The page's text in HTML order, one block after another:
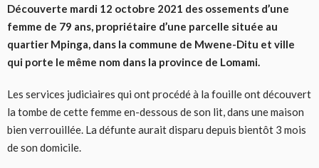
Découverte mardi 12 octobre 2021 des ossements d’une
femme de 79 ans, propriétaire d’une parcelle située au
quartier Mpinga, dans la commune de Mwene-Ditu et ville
qui porte le même nom dans la province de Lomami.
Les services judiciaires qui ont procédé à la fouille ont découvert
la tombe de cette femme en-dessous de son lit, dans une maison
bien verrouillée. La défunte aurait disparu depuis bientôt 3 mois
de son domicile.